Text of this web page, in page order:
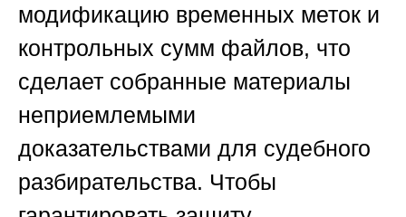
модификацию временных меток и
контрольных сумм файлов, что
сделает собранные материалы
неприемлемыми
доказательствами для судебного
разбирательства. Чтобы